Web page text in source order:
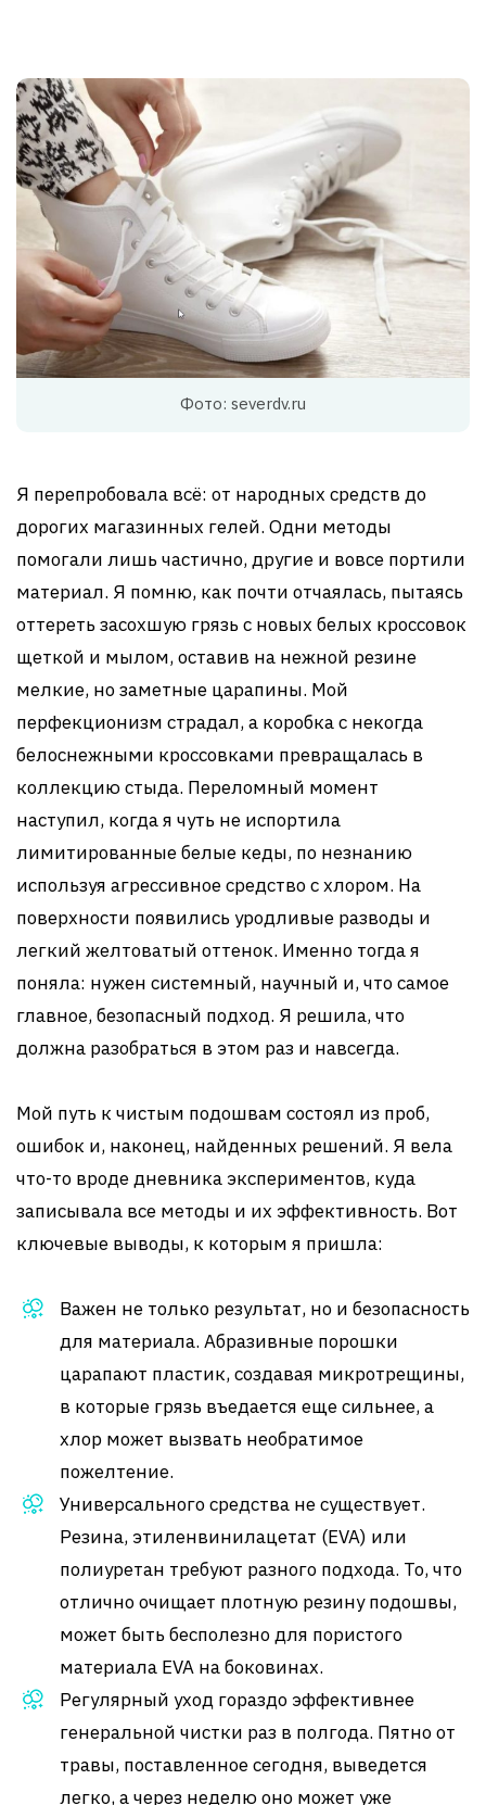
Фото: severdv.ru
Я перепробовала всё: от народных средств до
дорогих магазинных гелей. Одни методы
помогали лишь частично, другие и вовсе портили
материал. Я помню, как почти отчаялась, пытаясь
оттереть засохшую грязь с новых белых кроссовок
щеткой и мылом, оставив на нежной резине
мелкие, но заметные царапины. Мой
перфекционизм страдал, а коробка с некогда
белоснежными кроссовками превращалась в
коллекцию стыда. Переломный момент
наступил, когда я чуть не испортила
лимитированные белые кеды, по незнанию
используя агрессивное средство с хлором. На
поверхности появились уродливые разводы и
легкий желтоватый оттенок. Именно тогда я
поняла: нужен системный, научный и, что самое
главное, безопасный подход. Я решила, что
должна разобраться в этом раз и навсегда.
Мой путь к чистым подошвам состоял из проб,
ошибок и, наконец, найденных решений. Я вела
что-то вроде дневника экспериментов, куда
записывала все методы и их эффективность. Вот
ключевые выводы, к которым я пришла:
Важен не только результат, но и безопасность
для материала. Абразивные порошки
царапают пластик, создавая микротрещины,
в которые грязь въедается еще сильнее, а
хлор может вызвать необратимое
пожелтение.
Универсального средства не существует.
Резина, этиленвинилацетат (EVA) или
полиуретан требуют разного подхода. То, что
отлично очищает плотную резину подошвы,
может быть бесполезно для пористого
материала EVA на боковинах.
Регулярный уход гораздо эффективнее
генеральной чистки раз в полгода. Пятно от
травы, поставленное сегодня, выведется
легко, а через неделю оно может уже